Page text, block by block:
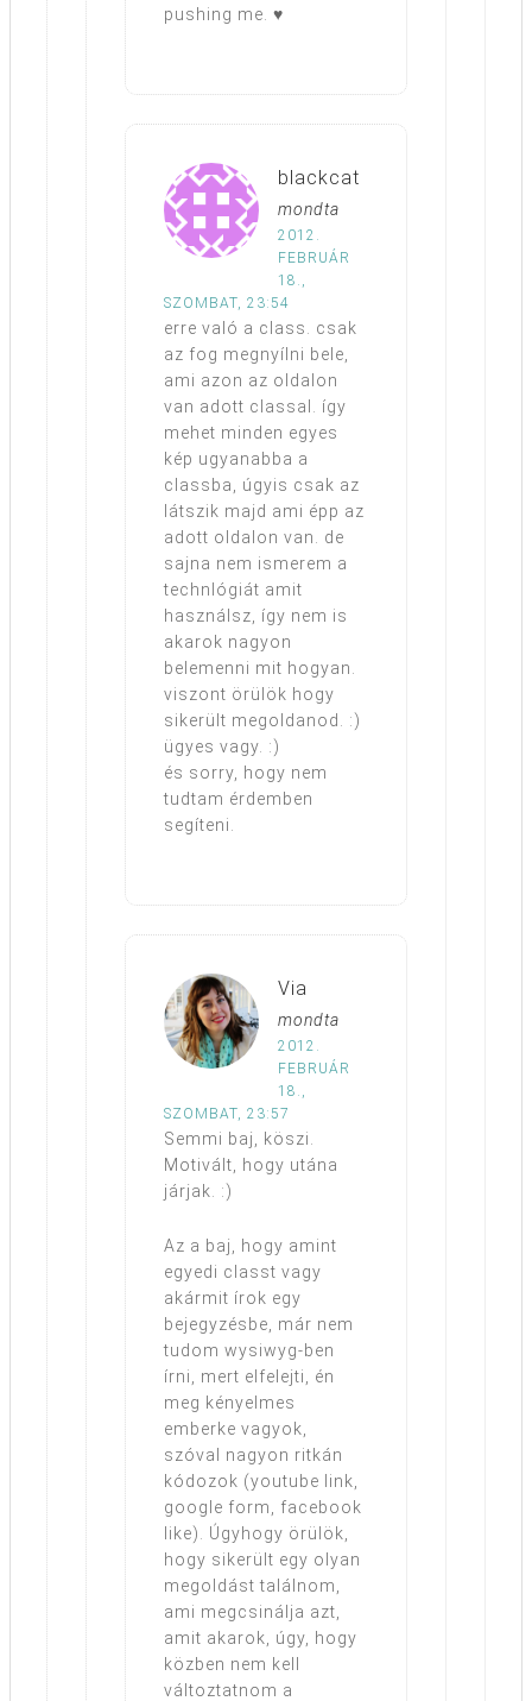
pushing me. ♥
blackcat
mondta
2012.
FEBRUÁR
18.,
SZOMBAT, 23:54
erre való a class. csak
az fog megnyílni bele,
ami azon az oldalon
van adott classal. így
mehet minden egyes
kép ugyanabba a
classba, úgyis csak az
látszik majd ami épp az
adott oldalon van. de
sajna nem ismerem a
technlógiát amit
használsz, így nem is
akarok nagyon
belemenni mit hogyan.
viszont örülök hogy
sikerült megoldanod. :)
ügyes vagy. :)
és sorry, hogy nem
tudtam érdemben
segíteni.
Via
mondta
2012.
FEBRUÁR
18.,
SZOMBAT, 23:57
Semmi baj, köszi.
Motivált, hogy utána
járjak. :)
Az a baj, hogy amint
egyedi classt vagy
akármit írok egy
bejegyzésbe, már nem
tudom wysiwyg-ben
írni, mert elfelejti, én
meg kényelmes
emberke vagyok,
szóval nagyon ritkán
kódozok (youtube link,
google form, facebook
like). Úgyhogy örülök,
hogy sikerült egy olyan
megoldást találnom,
ami megcsinálja azt,
amit akarok, úgy, hogy
közben nem kell
változtatnom a